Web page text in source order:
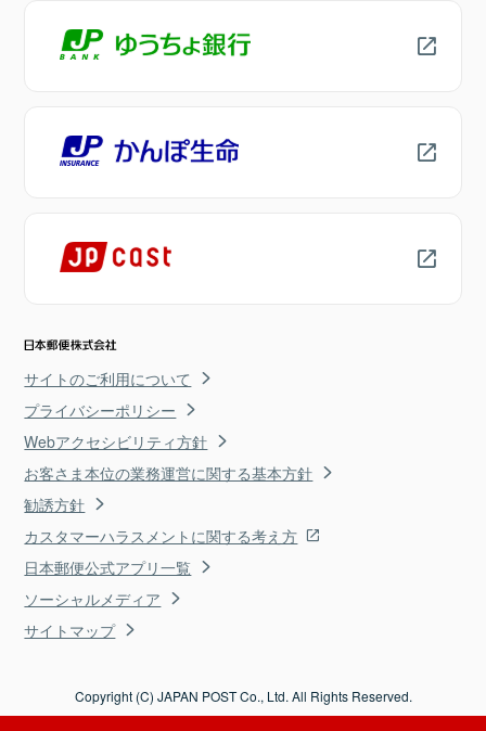
サイトのご利用について
プライバシーポリシー
Webアクセシビリティ方針
お客さま本位の業務運営に関する基本方針
勧誘方針
カスタマーハラスメントに関する考え方
日本郵便公式アプリ一覧
ソーシャルメディア
サイトマップ
Copyright (C) JAPAN POST Co., Ltd. All Rights Reserved.